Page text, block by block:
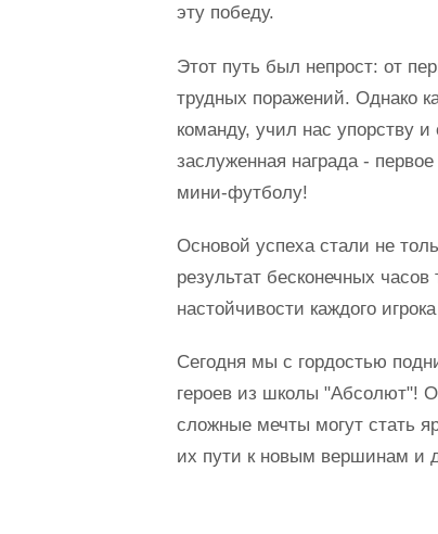
эту победу.
Этот путь был непрост: от
трудных поражений. Однако
команду, учил нас упорству
заслуженная награда -
мини-футболу!
Основой успеха стали не
результат бесконечных
настойчивости каждого
Сегодня мы с гордостью
героев из школы "Абсолют"!
сложные мечты могут стать
их пути к новым вершинам и